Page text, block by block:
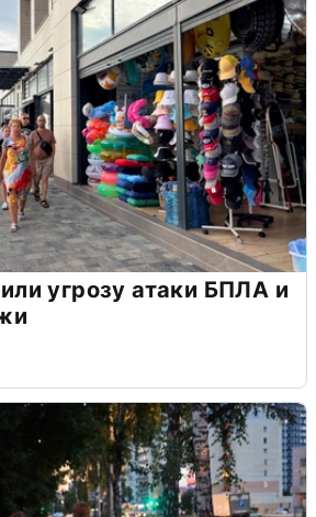
угрозу атаки БПЛА и